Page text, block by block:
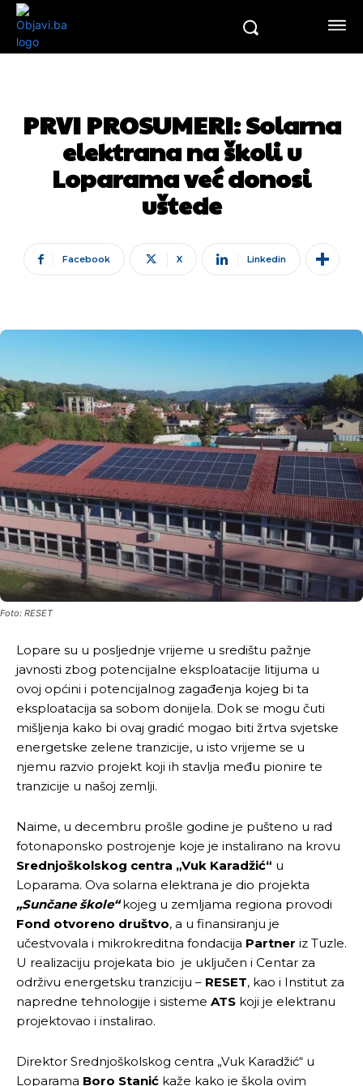
PRVI PROSUMERI: Solarna
elektrana na školi u
Loparama već donosi
uštede
Facebook X Linkedin
Foto: RESET
Lopare su u posljednje vrijeme u središtu pažnje
javnosti zbog potencijalne eksploatacije litijuma u
ovoj općini i potencijalnog zagađenja kojeg bi ta
eksploatacija sa sobom donijela. Dok se mogu čuti
mišljenja kako bi ovaj gradić mogao biti žrtva svjetske
energetske zelene tranzicije, u isto vrijeme se u
njemu razvio projekt koji ih stavlja među pionire te
tranzicije u našoj zemlji.
Naime, u decembru prošle godine je pušteno u rad
fotonaponsko postrojenje koje je instalirano na krovu
Srednjoškolskog centra „Vuk Karadžić“ u
Loparama. Ova solarna elektrana je dio projekta
„Sunčane škole“kojeg u zemljama regiona provodi
Fond otvoreno društvo, a u finansiranju je
učestvovala i mikrokreditna fondacija Partner iz Tuzle.
U realizaciju projekata bio je uključen i Centar za
održivu energetsku tranziciju – RESET, kao i Institut za
napredne tehnologije i sisteme ATS koji je elektranu
projektovao i instalirao.
Direktor Srednjoškolskog centra „Vuk Karadžić“ u
Loparama Boro Stanić kaže kako je škola ovim